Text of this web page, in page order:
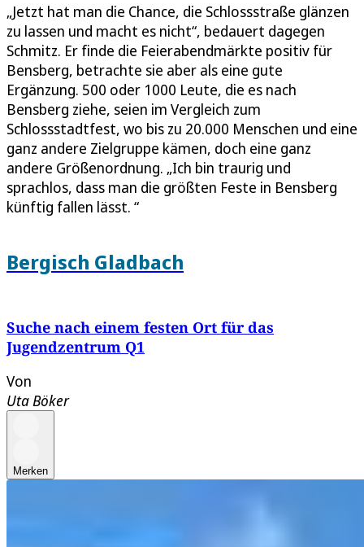
„Jetzt hat man die Chance, die Schlossstraße glänzen
zu lassen und macht es nicht“, bedauert dagegen
Schmitz. Er finde die Feierabendmärkte positiv für
Bensberg, betrachte sie aber als eine gute
Ergänzung. 500 oder 1000 Leute, die es nach
Bensberg ziehe, seien im Vergleich zum
Schlossstadtfest, wo bis zu 20.000 Menschen und eine
ganz andere Zielgruppe kämen, doch eine ganz
andere Größenordnung. „Ich bin traurig und
sprachlos, dass man die größten Feste in Bensberg
künftig fallen lässt. “
Bergisch Gladbach
Suche nach einem festen Ort für das
Jugendzentrum Q1
Von
Uta Böker
Merken